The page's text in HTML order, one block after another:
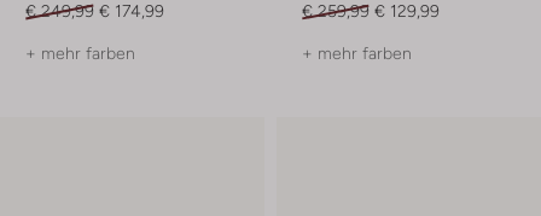
€ 249,99 € 174,99
+ mehr farben
€ 259,99 € 129,99
+ mehr farben